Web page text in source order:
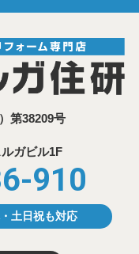
第38209号
ガビル1F
910
土日祝も対応